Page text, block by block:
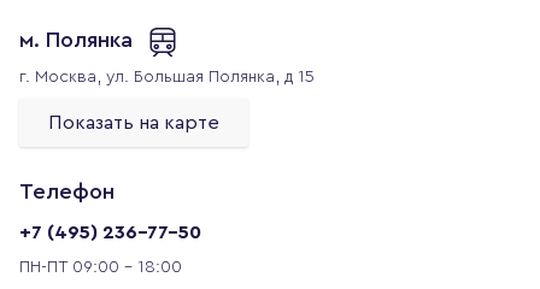
м. Полянка
г. Москва, ул. Большая Полянка, д 15
Показать на карте
Телефон
+7 (495) 236-77-50
ПН-ПТ 09:00 - 18:00